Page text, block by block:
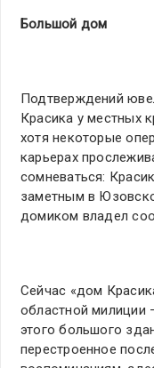
Большой дом
Подтверждений
Красика у местных
хотя некоторые
карьерах
сомневаться:
заметным в
домиком владел
Сейчас «дом
областной милиции
этого большого
перестроенное